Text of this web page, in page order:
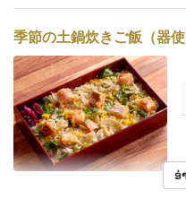
季節の土鍋炊きご飯（器使
ອ່